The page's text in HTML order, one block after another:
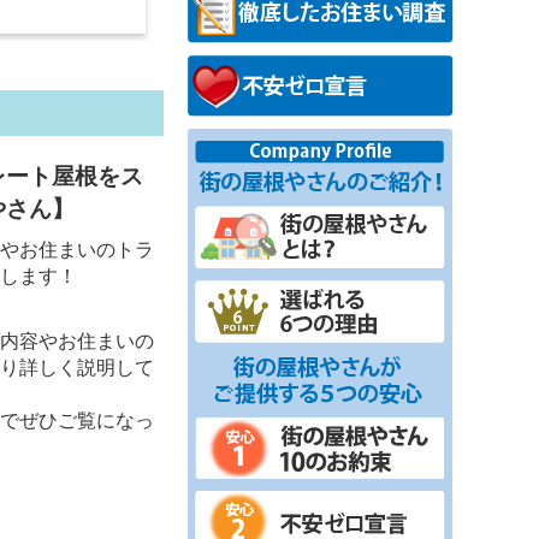
ト屋根をス
ん】
お住まいのトラ
ます！
容やお住まいの
詳しく説明して
ぜひご覧になっ